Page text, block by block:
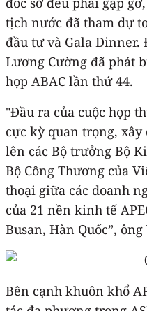
tịch nước đã tham dự
đầu tư và Gala Dinner.
Lương Cường đã phát
họp ABAC lần thứ 44.
"Đầu ra của cuộc họp
cực kỳ quan trọng,
lên các Bộ trưởng Bộ
Bộ Công Thương của
thoại giữa các doanh
của 21 nền kinh tế
Busan, Hàn Quốc”,
Bên cạnh khuôn khổ